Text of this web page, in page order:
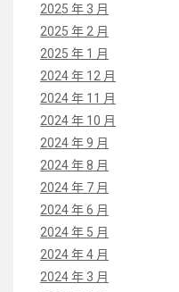
2025 年 3 月
2025 年 2 月
2025 年 1 月
2024 年 12 月
2024 年 11 月
2024 年 10 月
2024 年 9 月
2024 年 8 月
2024 年 7 月
2024 年 6 月
2024 年 5 月
2024 年 4 月
2024 年 3 月